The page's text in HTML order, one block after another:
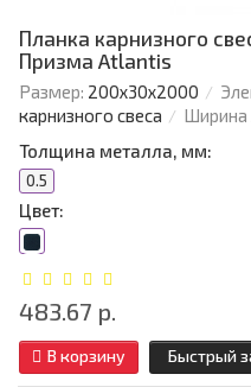
Планка карнизного
Призма Atlantis
Размер: 200х30х2000
карнизного свеса
Ширина
Толщина металла, мм:
0.5
Цвет:
483.67 р.
В корзину Быстрый